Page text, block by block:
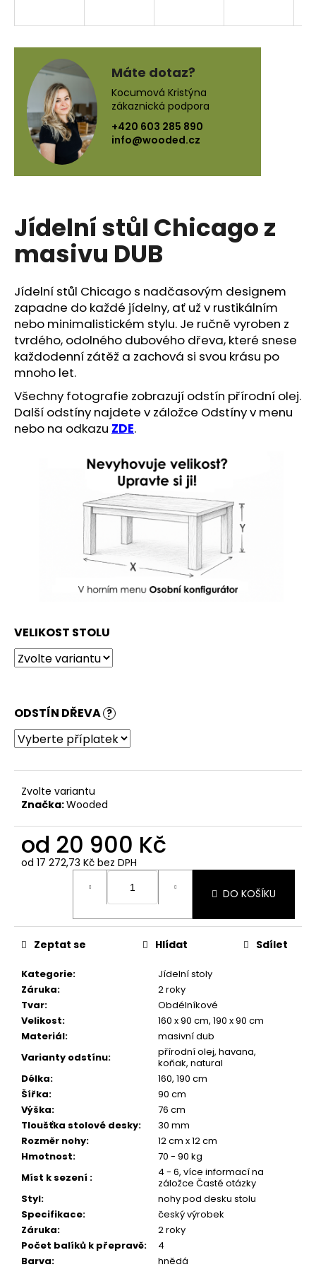
Jídelní stůl Chicago z
masivu DUB
Jídelní stůl Chicago s nadčasovým designem
zapadne do každé jídelny, ať už v rustikálním
nebo minimalistickém stylu. Je ručně vyroben z
tvrdého, odolného dubového dřeva, které snese
každodenní zátěž a zachová si svou krásu po
mnoho let.
Všechny fotografie zobrazují odstín přírodní olej.
Další odstíny najdete v záložce Odstíny v menu
nebo na odkazu ZDE.
VELIKOST STOLU
ODSTÍN DŘEVA ?
Zvolte variantu
Značka:Wooded
od 20 900 Kč
od 17 272,73 Kč bez DPH
DO KOŠÍKU
Kategorie:
Jídelní stoly
Záruka:
2 roky
Tvar:
Obdélníkové
Velikost:
160 x 90 cm, 190 x 90 cm
Materiál:
masivní dub
Varianty odstínu:
přírodní olej, havana,
koňak, natural
Délka:
160, 190 cm
Šířka:
90 cm
Výška:
76 cm
Tloušťka stolové desky:
30 mm
Rozměr nohy:
12 cm x 12 cm
Hmotnost:
70 - 90 kg
Míst k sezení :
4 - 6, více informací na
záložce Časté otázky
Styl:
nohy pod desku stolu
Specifikace:
český výrobek
Záruka:
2 roky
Počet balíků k přepravě:
4
Barva: hnědá
Zeptat se Hlídat Sdílet
Máte dotaz?
Kocumová Kristýna
zákaznická podpora
+420 603 285 890
info@wooded.cz
í
D
o
p
r
u
č
u
j
e
m
e